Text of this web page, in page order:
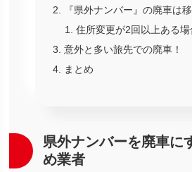
『県外ナンバー』の廃車は
住所変更が2回以上ある場
意外と多い旅先での廃車！
まとめ
県外ナンバーを廃車に
め業者